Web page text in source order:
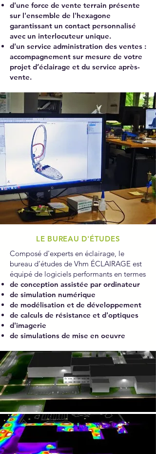
d'une force de vente terrain présente
sur l'ensemble de l'hexagone
garantissant un contact personnalisé
avec un interlocuteur unique.
d'un service administration des ventes :
accompagnement sur mesure de votre
projet d’éclairage et du service après-
vente.
LE BUREAU D'ÉTUDES
Composé d'experts en éclairage, le
bureau d’études de Vhm ÉCLAIRAGE est
équipé de logiciels performants en termes
de conception assistée par ordinateur
de simulation numérique
de modélisation et de développement
de calculs de résistance et d'optiques
d'imagerie
de simulations de mise en oeuvre